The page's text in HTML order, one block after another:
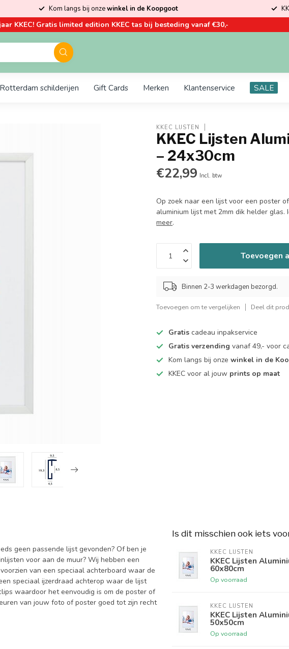
Kom langs bij onzewinkel in de Koopgoot
KKEC! Gratis limited edition KKEC tas bij besteding vanaf €30,-
Rotterdam schilderijen Gift Cards Merken Klantenservice SALE
KKEC LIJSTEN
KKEC Lijsten
– 24x30cm
€22,99 Incl. btw
Op zoek naar een lijst voor een poster
aluminium lijst met 2mm dik helder
meer.
Toevoegen
Binnen 2-3 werkdagen bezorgd.
Toevoegen om te vergelijken Deel dit
Gratis cadeau inpakservice
Gratis verzending vanaf 49,- voor
Kom langs bij onzewinkel in de
KKEC voor al jouw prints op maat
geen passende lijst gevonden? Of ben je
voor aan de muur? Wij hebben een
van een speciaal achterboard waar de
speciaal ijzerdraad achterop waar de lijst
waardoor het eenvoudig is om de poster of
van jouw foto of poster goed tot zijn recht
Is dit misschien ook iets
KKEC LIJSTEN
KKEC Lijsten
60x80cm
Op voorraad
KKEC LIJSTEN
KKEC Lijsten
50x50cm
Op voorraad